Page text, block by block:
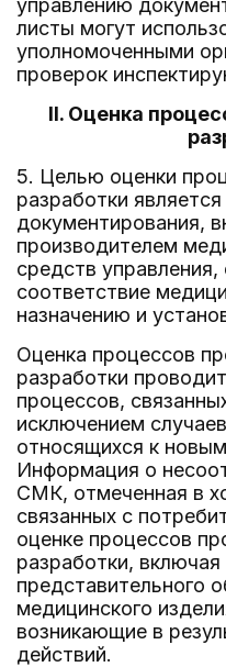
управлению
листы могут
уполномоченными
проверок
II. Оценка
5. Целью оценки
разработки
документирования,
производителем
средств
соответствие
назначению и
Оценка процессов
разработки
процессов,
исключением
относящихся к
Информация о
СМК, отмеченная в
связанных с
оценке процессов
разработки, включая
представительного
медицинского
возникающие в
действий.